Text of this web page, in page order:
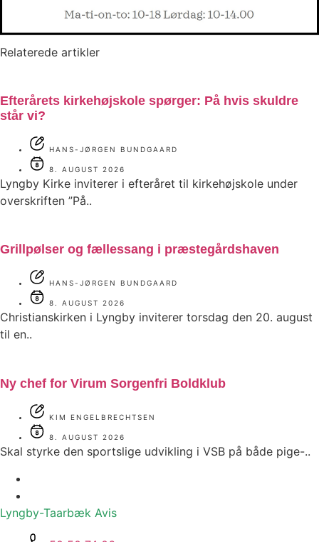
Relaterede artikler
Efterårets kirkehøjskole spørger: På hvis skuldre
står vi?
HANS-JØRGEN BUNDGAARD
8. AUGUST 2026
Lyngby Kirke inviterer i efteråret til kirkehøjskole under
overskriften ”På..
Grillpølser og fællessang i præstegårdshaven
HANS-JØRGEN BUNDGAARD
8. AUGUST 2026
Christianskirken i Lyngby inviterer torsdag den 20. august
til en..
Ny chef for Virum Sorgenfri Boldklub
KIM ENGELBRECHTSEN
8. AUGUST 2026
Skal styrke den sportslige udvikling i VSB på både pige-..
Lyngby-Taarbæk Avis